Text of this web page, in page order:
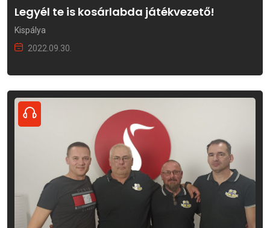
Legyél te is kosárlabda játékvezető!
Kispálya
2022.09.30.